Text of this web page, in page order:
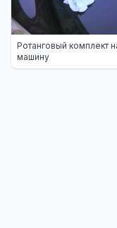
Ротанговый комплект
машину